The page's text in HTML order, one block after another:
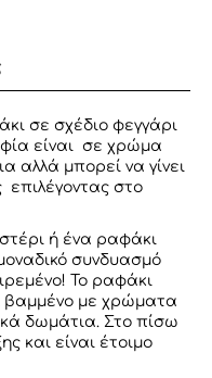
σε σχέδιο φεγγάρι
είναι σε χρώμα
αλλά μπορεί να γίνει
στο
ή ένα ραφάκι
συνδυασμό
Το ραφάκι
βαμμένο με χρώματα
δωμάτια. Στο πίσω
και είναι έτοιμο